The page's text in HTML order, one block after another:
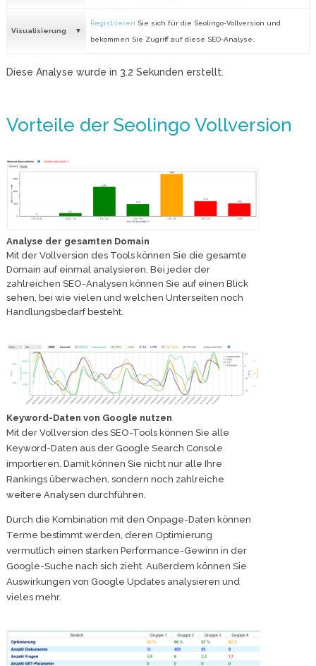
Visualisierung
Registrieren Sie sich für die Seolingo-Vollversion und
bekommen Sie Zugriff auf diese SEO-Analyse.
Diese Analyse wurde in 3.2 Sekunden erstellt.
Vorteile der Seolingo Vollversion
Analyse der gesamten Domain
Mit der Vollversion des Tools können Sie die gesamte
Domain auf einmal analysieren. Bei jeder der
zahlreichen SEO-Analysen können Sie auf einen Blick
sehen, bei wie vielen und welchen Unterseiten noch
Handlungsbedarf besteht.
Keyword-Daten von Google nutzen
Mit der Vollversion des SEO-Tools können Sie alle
Keyword-Daten aus der Google Search Console
importieren. Damit können Sie nicht nur alle Ihre
Rankings überwachen, sondern noch zahlreiche
weitere Analysen durchführen.
Durch die Kombination mit den Onpage-Daten können
Terme bestimmt werden, deren Optimierung
vermutlich einen starken Performance-Gewinn in der
Google-Suche nach sich zieht. Außerdem können Sie
Auswirkungen von Google Updates analysieren und
vieles mehr.